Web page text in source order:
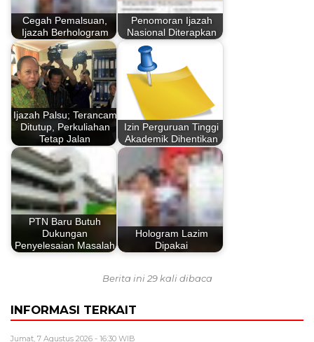
Cegah Pemalsuan,
Ijazah Berhologram
Penomoran Ijazah
Nasional Diterapkan
Ijazah Palsu; Terancam
Ditutup, Perkuliahan
Tetap Jalan
Izin Perguruan Tinggi
Akademik Dihentikan
PTN Baru Butuh
Dukungan
Penyelesaian Masalah
Hologram Lazim
Dipakai
Berita ini 29 kali dibaca
INFORMASI TERKAIT
Jumat, 7 Agustus 2026 - 16:30 WIB